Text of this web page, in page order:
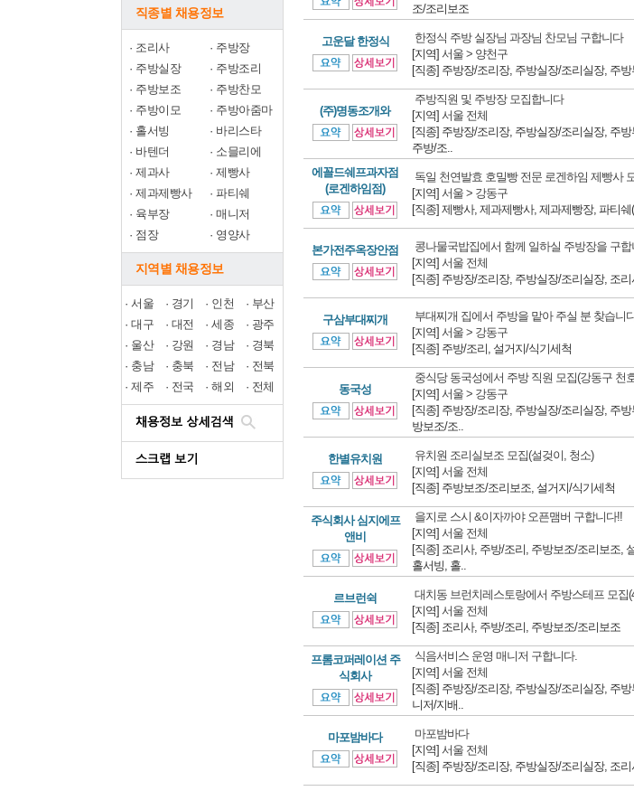
직종별 채용정보
· 조리사 · 주방장
· 주방실장 · 주방조리
· 주방보조 · 주방찬모
· 주방이모 · 주방아줌마
· 홀서빙 · 바리스타
· 바텐더 · 소믈리에
·제과사 ·제빵사
·제과제빵사 ·파티쉐
· 육부장 ·매니저
· 점장 · 영양사
지역별 채용정보
· 서울 · 경기 · 인천 · 부산
· 대구 · 대전 · 세종 · 광주
· 울산 · 강원 · 경남 · 경북
· 충남 · 충북 · 전남 · 전북
· 제주 · 전국 · 해외 · 전체
조/조리보조
고운달 한정식
한정식 주방 실장님 과장님 찬모님 구합니다
[지역] 서울 > 양천구
[직종] 주방장/조리장, 주방실장/조리실장, 주
(주)명동조개와
주방직원 및 주방장 모집합니다
[지역] 서울 전체
[직종] 주방장/조리장, 주방실장/조리실장, 주
주방/조..
에꼴드쉐프과자점
(로겐하임점)
독일 천연발효 호밀빵 전문 로겐하임 제빵사
[지역] 서울 > 강동구
[직종] 제빵사, 제과제빵사, 제과제빵장, 파티
본가전주옥장안점
콩나물국밥집에서 함께 일하실 주방장을 구합
[지역] 서울 전체
[직종] 주방장/조리장, 주방실장/조리실장, 조
구삼부대찌개
부대찌개 집에서 주방을 맡아 주실 분 찾습니
[지역] 서울 > 강동구
[직종] 주방/조리, 설거지/식기세척
동국성
중식당 동국성에서 주방 직원 모집(강동구 천
[지역] 서울 > 강동구
[직종] 주방장/조리장, 주방실장/조리실장, 주
방보조/조..
한별유치원
유치원 조리실보조 모집(설겆이, 청소)
[지역] 서울 전체
[직종] 주방보조/조리보조, 설거지/식기세척
주식회사 심지에프
앤비
을지로 스시 &이자까야 오픈맴버 구합니다!!
[지역] 서울 전체
[직종] 조리사, 주방/조리, 주방보조/조리보조,
홀서빙, 홀..
르브런쉭
대치동 브런치레스토랑에서 주방스테프 모집
[지역] 서울 전체
[직종] 조리사, 주방/조리, 주방보조/조리보조
프롬코퍼레이션 주
식회사
식음서비스 운영 매니저 구합니다.
[지역] 서울 전체
[직종] 주방장/조리장, 주방실장/조리실장, 주
니저/지배..
마포밤바다
마포밤바다
[지역] 서울 전체
[직종] 주방장/조리장, 주방실장/조리실장, 조